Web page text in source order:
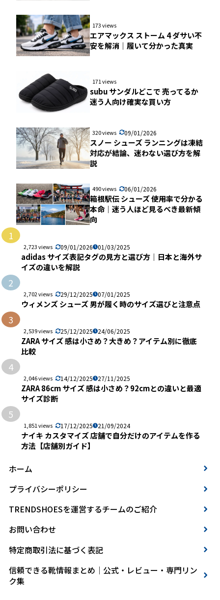
173 views
エアマックス ストーム 4 ダサい不
安を解消｜履いて分かった真実
171 views
subu サンダルどこで 売ってるか
迷う人向け確実な買い方
320 views 09/01/2026
スノー シューズ ランニングは凍結
対応が結論、迷わない選び方を解
説
490 views 06/01/2026
箱根駅伝 シューズ 使用率で分かる
本命｜迷う人ほど見るべき最新傾
向
1
2,723 views 09/01/2026 01/03/2025
adidas サイズ表記タグの見方と選び方｜日本と海外サ
イズの違いを解説
2
2,702 views 29/12/2025 07/01/2025
ウィメンズ シューズ 男が履く時のサイズ選びと注意点
3
2,539 views 25/12/2025 24/06/2025
ZARA サイズ 感は小さめ？大きめ？アイテム別に徹底
比較
4
2,046 views 14/12/2025 27/11/2025
ZARA 86cm サイズ 感は小さめ？92cmとの違いと最適
サイズ診断
5
1,851 views 17/12/2025 21/09/2024
ナイキ カスタマイズ 店舗で自分だけのアイテムを作る
方法【店舗別ガイド】
ホーム
プライバシーポリシー
TRENDSHOESを運営するチームのご紹介
お問い合わせ
特定商取引法に基づく表記
信頼できる靴情報まとめ｜公式・レビュー・専門リン
ク集